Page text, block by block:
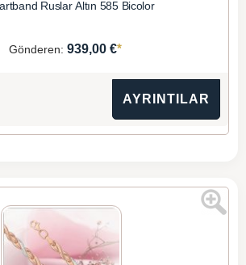
Ruslar Altın 585 Bicolor
Gönderen: 939,00 €*
AYRINTILAR